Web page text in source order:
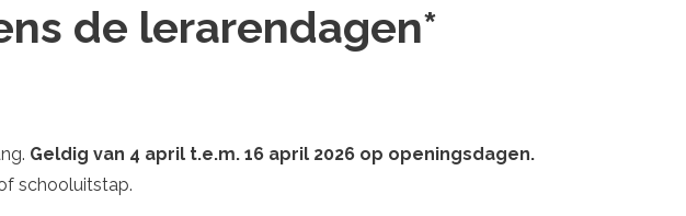
de lerarendagen*
Geldig van 4 april t.e.m. 16 april 2026 op openingsdagen.
schooluitstap.